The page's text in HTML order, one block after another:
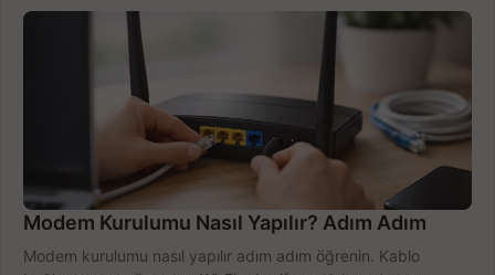
Modem Kurulumu Nasıl Yapılır? Adım Adım
Modem kurulumu nasıl yapılır adım adım öğrenin. Kablo